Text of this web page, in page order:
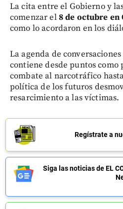
La cita entre el Gobierno y
comenzar el8 de octubre en
como lo acordaron en los
La agenda de
contiene desde puntos
combate al narcotráfico
política de los futuros
resarcimiento a las víctimas.
Regístrate a
Siga las noticias de EL